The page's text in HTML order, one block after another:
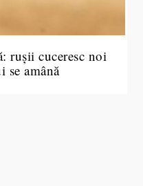
rușii cuceresc noi
amână